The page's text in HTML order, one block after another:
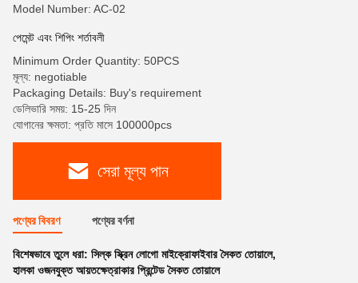
Model Number: AC-02
পেমেন্ট এবং শিপিং শর্তাবলী
Minimum Order Quantity: 50PCS
মূল্য: negotiable
Packaging Details: Buy's requirement
ডেলিভারি সময়: 15-25 দিন
যোগানের ক্ষমতা: প্রতি মাসে 100000pcs
সেরা মূল্য পান
পণ্যের বিবরণ পণ্যের বর্ণনা
বিশেষভাবে তুলে ধরা: সিল্ক স্ক্রিন লোগো মাইক্রোফাইবার সৈকত তোয়ালে,
হালকা ওজনযুক্ত আয়তক্ষেত্রাকার প্রিন্টেড সৈকত তোয়ালে